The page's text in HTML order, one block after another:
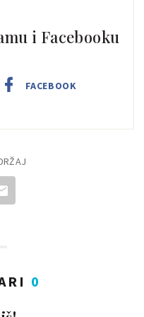
i Facebooku
FACEBOOK
0